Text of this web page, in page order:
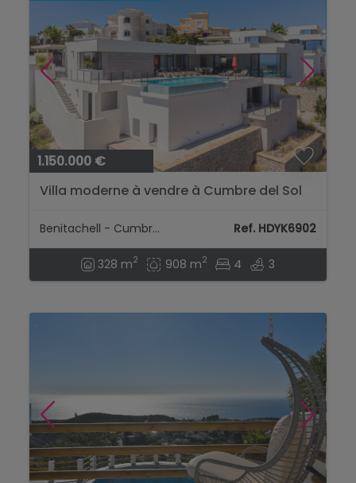
1.150.000 €
Villa moderne à vendre à Cumbre del Sol
Benitachell - Cumbre Del Sol Ref. HDYK6902
328 m2 908 m2 4 3